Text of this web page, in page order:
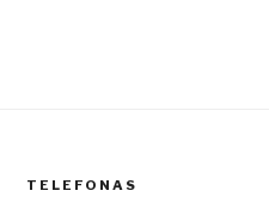
TELEFONAS